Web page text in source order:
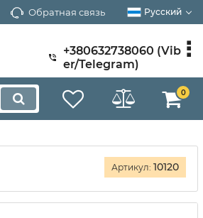
Обратная связь Русский
+380632738060 (Vib
er/Telegram)
0
Артикул: 10120